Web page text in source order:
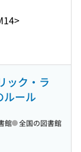
ック・ラ
ルール
館 全国の図書館